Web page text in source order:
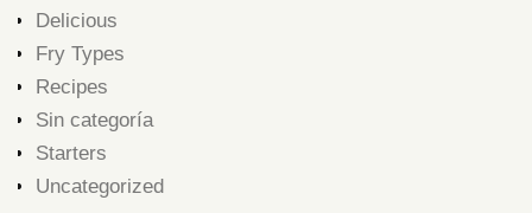
Delicious
Fry Types
Recipes
Sin categoría
Starters
Uncategorized